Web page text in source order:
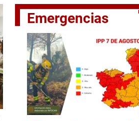
El jefe del Ejecutivo
Emergencias